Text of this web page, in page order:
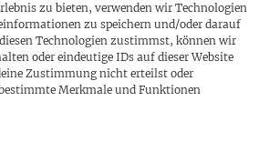
zu bieten, verwenden wir Technologien
zu speichern und/oder darauf
Technologien zustimmst, können wir
oder eindeutige IDs auf dieser Website
Zustimmung nicht erteilst oder
Merkmale und Funktionen